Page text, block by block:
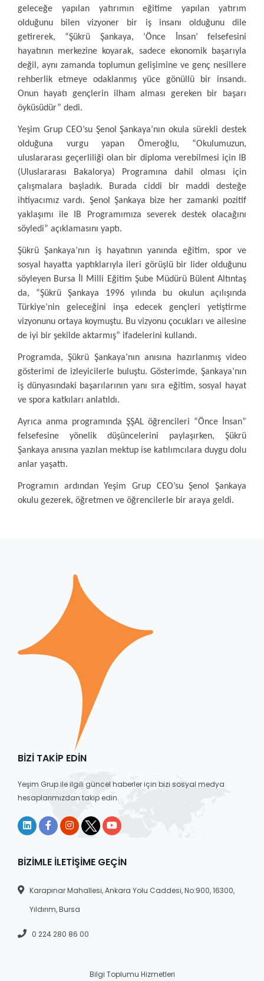
geleceğe yapılan yatırımın eğitime yapılan yatırım
olduğunu bilen vizyoner bir iş insanı olduğunu dile
getirerek, “Şükrü Şankaya, ‘Önce İnsan’ felsefesini
hayatının merkezine koyarak, sadece ekonomik başarıyla
değil, aynı zamanda toplumun gelişimine ve genç nesillere
rehberlik etmeye odaklanmış yüce gönüllü bir insandı.
Onun hayatı gençlerin ilham alması gereken bir başarı
öyküsüdür” dedi.
Yeşim Grup CEO’su Şenol Şankaya’nın okula sürekli destek
olduğuna vurgu yapan Ömeroğlu, “Okulumuzun,
uluslararası geçerliliği olan bir diploma verebilmesi için IB
(Uluslararası Bakalorya) Programına dahil olması için
çalışmalara başladık. Burada ciddi bir maddi desteğe
ihtiyacımız vardı. Şenol Şankaya bize her zamanki pozitif
yaklaşımı ile IB Programımıza severek destek olacağını
söyledi” açıklamasını yaptı.
Şükrü Şankaya’nın iş hayatının yanında eğitim, spor ve
sosyal hayatta yaptıklarıyla ileri görüşlü bir lider olduğunu
söyleyen Bursa İl Milli Eğitim Şube Müdürü Bülent Altıntaş
da, “Şükrü Şankaya 1996 yılında bu okulun açılışında
Türkiye’nin geleceğini inşa edecek gençleri yetiştirme
vizyonunu ortaya koymuştu. Bu vizyonu çocukları ve ailesine
de iyi bir şekilde aktarmış” ifadelerini kullandı.
Programda, Şükrü Şankaya’nın anısına hazırlanmış video
gösterimi de izleyicilerle buluştu. Gösterimde, Şankaya’nın
iş dünyasındaki başarılarının yanı sıra eğitim, sosyal hayat
ve spora katkıları anlatıldı.
Ayrıca anma programında ŞŞAL öğrencileri “Önce İnsan”
felsefesine yönelik düşüncelerini paylaşırken, Şükrü
Şankaya anısına yazılan mektup ise katılımcılara duygu dolu
anlar yaşattı.
Programın ardından Yeşim Grup CEO’su Şenol Şankaya
okulu gezerek, öğretmen ve öğrencilerle bir araya geldi.
BIZI TAKIP EDIN
Yeşim Grup ile ilgili güncel haberler için bizi sosyal medya
hesaplarımızdan takip edin.
BIZIMLE İLETIŞIME GEÇIN
Karapınar Mahallesi, Ankara Yolu Caddesi, No:900, 16300,
Yıldırım, Bursa
0 224 280 86 00
Bilgi Toplumu Hizmetleri